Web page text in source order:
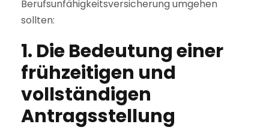
Berufsunfähigkeitsversicherung umgehen
sollten:
1. Die Bedeutung einer
frühzeitigen und
vollständigen
Antragsstellung